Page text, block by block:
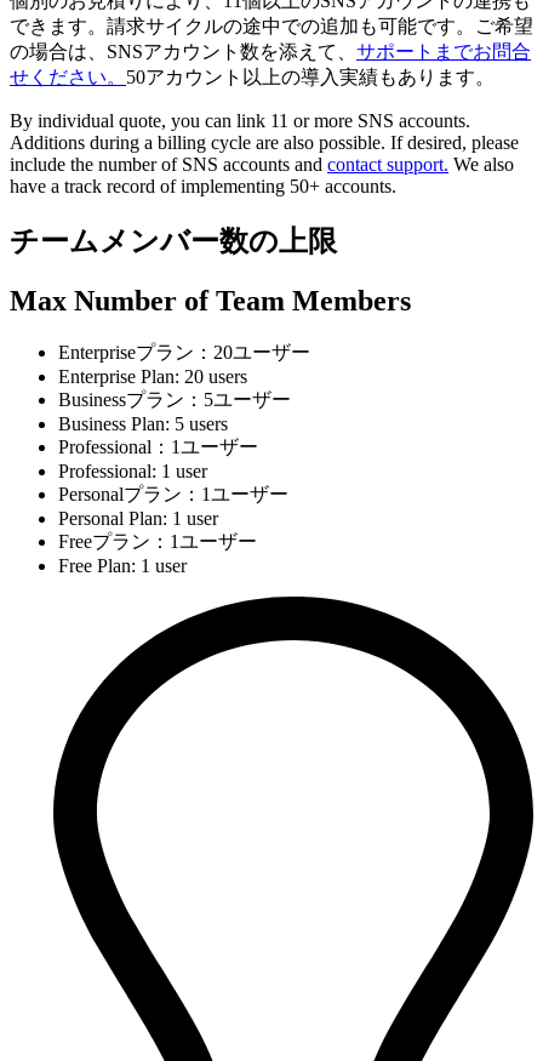
できます。請求サイクルの途中での追加も可能です。ご希望
の場合は、SNSアカウント数を添えて、 サポートまでお問合
せください。 50アカウント以上の導入実績もあります。
By individual quote, you can link 11 or more SNS accounts.
Additions during a billing cycle are also possible. If desired, please
include the number of SNS accounts and contact support. We also
have a track record of implementing 50+ accounts.
チームメンバー数の上限
Max Number of Team Members
Enterpriseプラン：20ユーザー
Enterprise Plan: 20 users
Businessプラン：5ユーザー
Business Plan: 5 users
Professional：1ユーザー
Professional: 1 user
Personalプラン：1ユーザー
Personal Plan: 1 user
Freeプラン：1ユーザー
Free Plan: 1 user